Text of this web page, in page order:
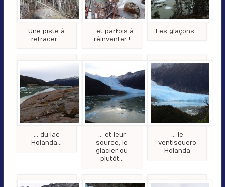
Une piste à
retracer…
… et parfois à
réinventer !
Les glaçons…
… du lac
Holanda…
… et leur
source, le
glacier ou
plutôt…
… le
ventisquero
Holanda